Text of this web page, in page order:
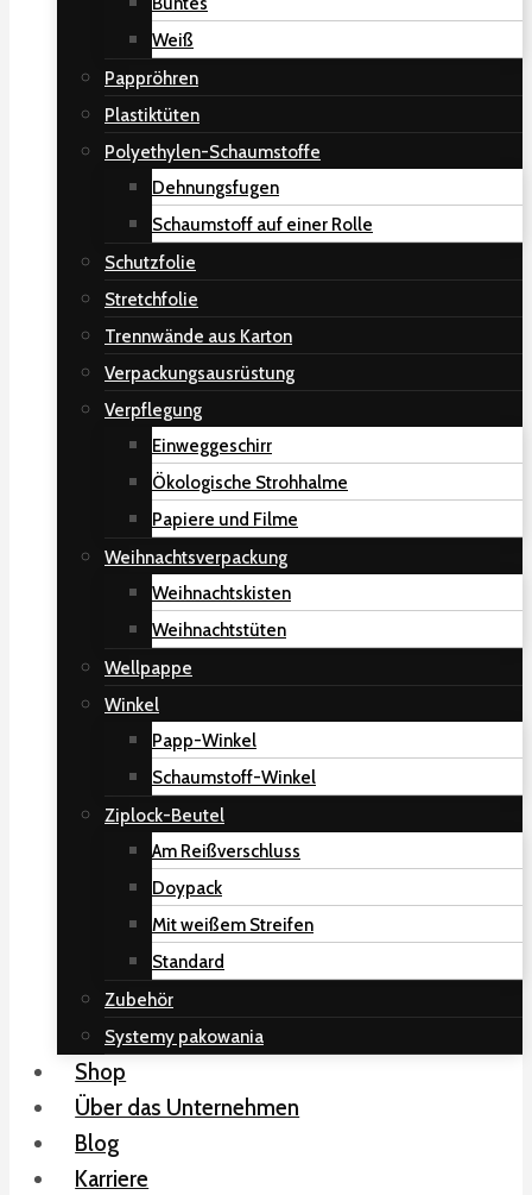
Weiß
Pappröhren
Plastiktüten
Polyethylen-Schaumstoffe
Dehnungsfugen
Schaumstoff auf einer Rolle
Schutzfolie
Stretchfolie
Trennwände aus Karton
Verpackungsausrüstung
Verpflegung
Einweggeschirr
Ökologische Strohhalme
Papiere und Filme
Weihnachtsverpackung
Weihnachtskisten
Weihnachtstüten
Wellpappe
Winkel
Papp-Winkel
Schaumstoff-Winkel
Ziplock-Beutel
Am Reißverschluss
Doypack
Mit weißem Streifen
Standard
Zubehör
Systemy pakowania
Shop
Über das Unternehmen
Blog
Karriere